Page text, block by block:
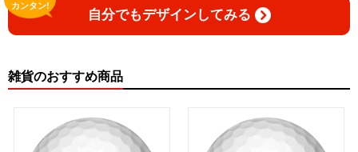
自分でもデザインしてみる
カンタン!
雑貨のおすすめ商品